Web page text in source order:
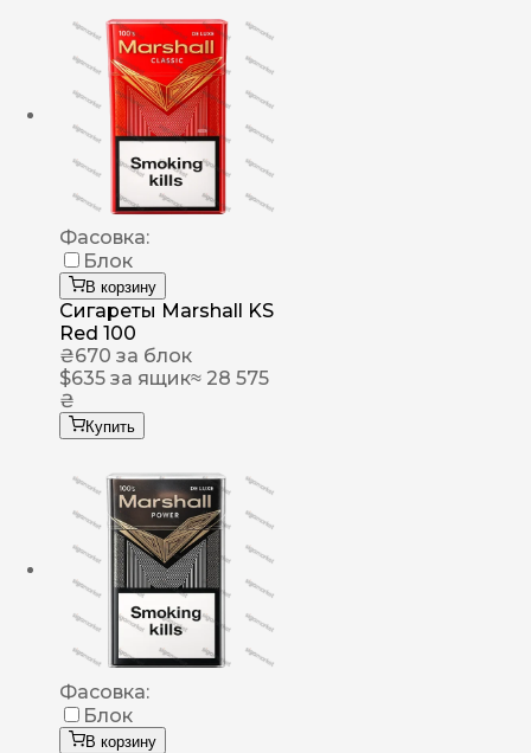
Фасовка:
Блок
В корзину
Сигареты Marshall KS
Red 100
₴670 за блок
$635 за ящик≈ 28 575
₴
Купить
Фасовка:
Блок
В корзину